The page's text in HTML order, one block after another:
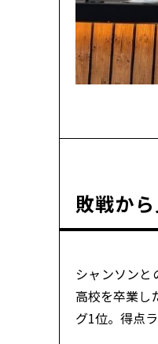
敗戦か
シャンソンと
高校を卒業し
グ1位。得点